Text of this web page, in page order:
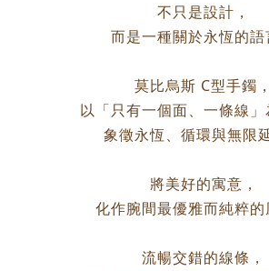
不只是設計，
而是一種關於永恆的語
莫比烏斯 C型手鐲，
以「只有一個面、一條線」
象徵永恆、循環與無限延
將美好的寓意，
化作腕間最優雅而純粹的
流暢交錯的線條，